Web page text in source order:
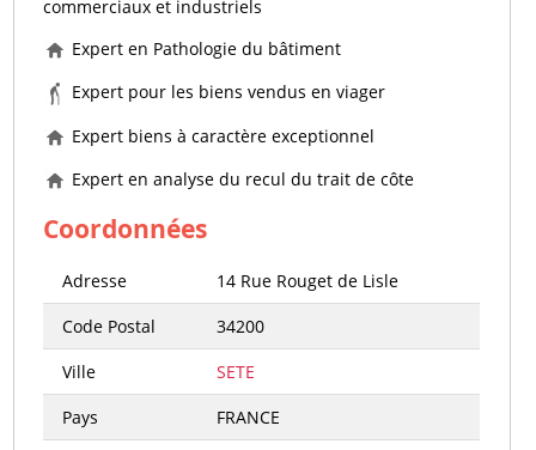
commerciaux et industriels
Expert en Pathologie du bâtiment
Expert pour les biens vendus en viager
Expert biens à caractère exceptionnel
Expert en analyse du recul du trait de côte
Coordonnées
Adresse
14 Rue Rouget de Lisle
Code Postal
34200
Ville
SETE
Pays
FRANCE